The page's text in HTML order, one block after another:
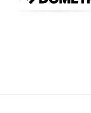
https://wa.me/905419177232